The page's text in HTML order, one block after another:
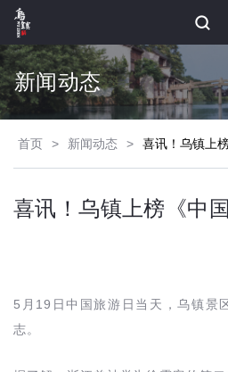
新闻动态
首页 > 新闻动态 > 喜讯！乌镇上
喜讯！乌镇上榜《中
5月19日中国旅游日当天，乌镇景
志。